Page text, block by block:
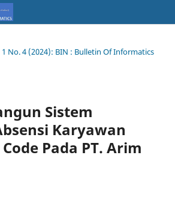
1 No. 4 (2024): BIN : Bulletin Of Informatics
Sistem
Karyawan
Pada PT. Arim